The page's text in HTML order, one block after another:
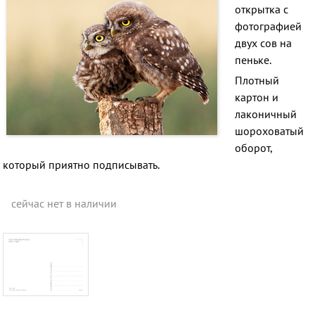
открытка с
фотографией
двух сов на
пеньке.
Плотный
картон и
лаконичный
шороховатый
оборот,
который приятно подписывать.
сейчас нет в наличии